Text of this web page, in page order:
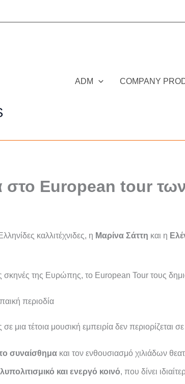
ADM COMPANY
στο European tour
καλλιτέχνιδες, η Μαρίνα Σάττη και η
σκηνές της Ευρώπης, το European Tour τους
περιοδία
μια τέτοια μουσική εμπειρία δεν περιορίζεται
συναίσθημα και τον ενθουσιασμό χιλιάδων
και ενεργό κοινό, που δίνει